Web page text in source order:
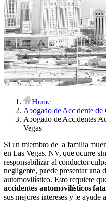
Home
Abogado de Accidente de
Abogado de Accidentes
Vegas
Si un miembro de la familia
en Las Vegas, NV, que ocurre
responsabilizar al conductor
negligente, puede presentar una
automovilístico. Esto requiere
accidentes automovilísticos
sus mejores intereses y le ayude